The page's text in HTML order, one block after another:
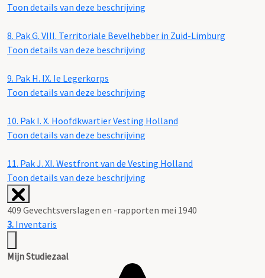
Toon details van deze beschrijving
8. Pak G. VIII. Territoriale Bevelhebber in Zuid-Limburg
Toon details van deze beschrijving
9. Pak H. IX. Ie Legerkorps
Toon details van deze beschrijving
10. Pak I. X. Hoofdkwartier Vesting Holland
Toon details van deze beschrijving
11. Pak J. XI. Westfront van de Vesting Holland
Toon details van deze beschrijving
409 Gevechtsverslagen en -rapporten mei 1940
3. Inventaris
Mijn Studiezaal